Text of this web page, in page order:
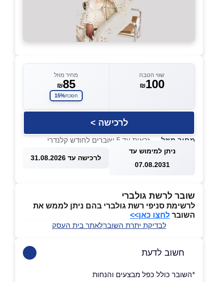
שווי הטבה
₪100
מחיר מוזל
₪85
חסכת15%
לרכישה >
מחיר מוזל — זכאות עד 5 שוברים לחודש קלנדרי
ניתן למימוש עד
07.08.2031
לרכישה עד 31.08.2026
שובר לרשת גולברי
לרשימת סניפי רשת גולברי בהם ניתן לממש את
השובר לחצו כאן>>
לבדיקת יתרת השוברלאתר בית העסק
חשוב לדעת
*השובר כולל כפל מבצעים והנחות